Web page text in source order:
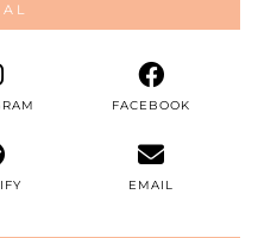
FACEBOOK
EMAIL